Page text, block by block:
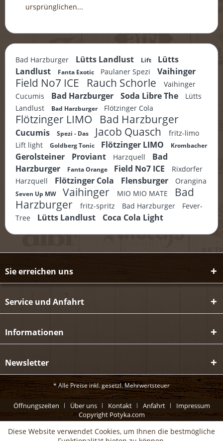
ursprünglichen...
Bad Harzburger Lütts Landlust Lift
Lütts
Landlust
Fanta Exotic Paulaner Spezi Vaihinger
Field No7 ICE Rauch Schorle
Vaihinger
Cucumis
Bad Harzburger Soda Libre The
Lütts
Landlust
Bad Harzburger Flötzinger Cola
Flötzinger LIMO Bad Harzburger
Cucumis Spezi - Das Jacob Quasch
fritz-limo
Lift light
Goldberg Tonic Flötzinger LIMO Krombacher
Gerolsteiner Proviant Harzquell
Bad
Harzburger
Fanta Orange Field No7 ICE
Rixdorfer
Harzquell
Flötzinger Cola Flensburger Orangina
Seven Up MW Vaihinger MIO MIO MATE
Bad
Harzburger
fritz-spritz Bad Harzburger
Fever-
Tree
Lütts Landlust Coca Cola Light
Sie erreichen uns
Service und Anfahrt
Informationen
Newsletter
* Alle Preise inkl. gesetzl. Mehrwertsteuer
Öffnungszeiten Über uns Kontakt Anfahrt
Impressum
Copyright Potyka.com
Diese Website verwendet Cookies, um Ihnen die bestmögliche